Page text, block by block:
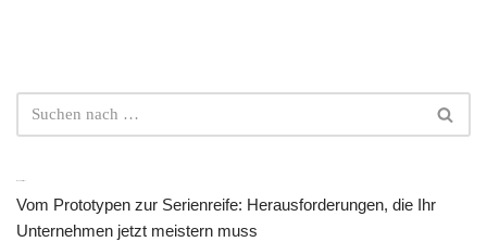
Vom Prototypen zur Serienreife: Herausforderungen, die Ihr
Unternehmen jetzt meistern muss